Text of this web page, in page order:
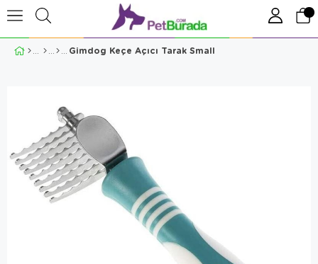
Gimdog Keçe Açıcı Tarak Small